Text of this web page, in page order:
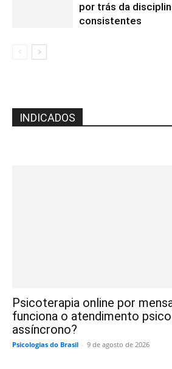
por trás da
consistentes
INDICADOS
Psicoterapia online por
funciona o atendimento
assíncrono?
Psicologias do Brasil - 9 de agosto de 2026